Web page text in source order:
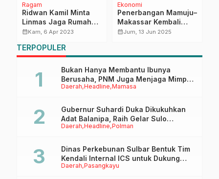
Ragam
Ridwan Kamil Minta
Linmas Jaga Rumah
Warga yang Ditinggal
calendar_monthKam, 6 Apr 2023
Ekonomi
Penerbangan Mamuju–
Makassar Kembali
Beroperasi, Gubernur
calendar_monthJum, 13 Jun 2025
TERPOPULER
Daerah Headline Mamasa
Bukan Hanya Membantu Ibunya
Berusaha, PNM Juga Menjaga Mimpi
Anaknya Untuk Menggapai Cita-Cita
Daerah Headline Polman
Gubernur Suhardi Duka Dikukuhkan
Adat Balanipa, Raih Gelar Sulo
Tappidena
Daerah Pasangkayu
Dinas Perkebunan Sulbar Bentuk Tim
Kendali Internal ICS untuk Dukung
Sertifikasi ISPO Pekebun di